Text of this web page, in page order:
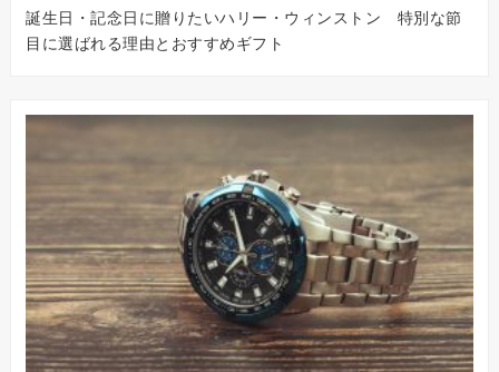
誕生日・記念日に贈りたいハリー・ウィンストン 特別な節
目に選ばれる理由とおすすめギフト